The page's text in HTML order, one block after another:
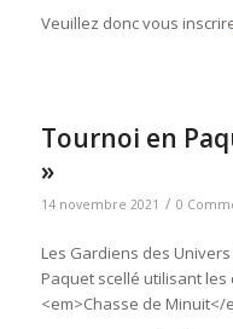
Veuillez donc vous
Tournoi en
»
14 novembre 2021 / 0
Les Gardiens des
Paquet scellé utilisant
<em>Chasse de Minuit</